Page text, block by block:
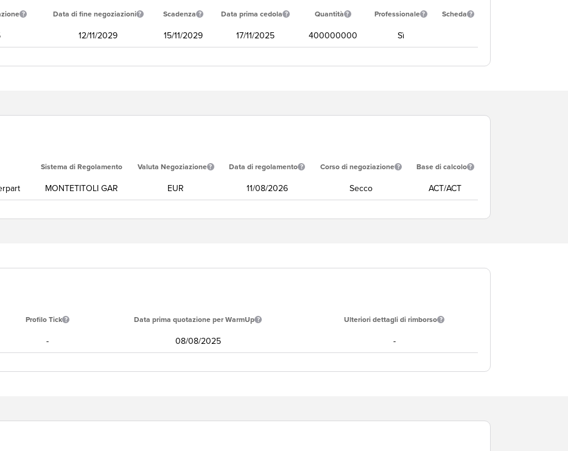
Data di fine negoziazioni Scadenza Data prima cedola Quantità Professionale Scheda
12/11/2029 15/11/2029 17/11/2025 400000000 Sì
Sistema di Regolamento Valuta Negoziazione Data di regolamento Corso di negoziazione Base di calcolo
MONTETITOLI GAR EUR 11/08/2026 Secco ACT/ACT
Profilo Tick Data prima quotazione per WarmUp Ulteriori dettagli di rimborso
- 08/08/2025 -